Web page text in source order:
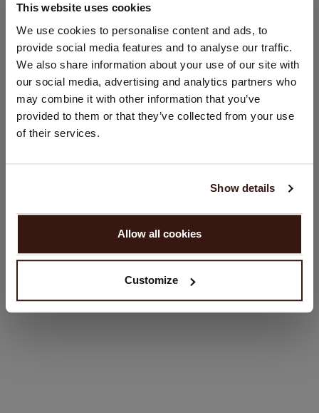
This website uses cookies
We use cookies to personalise content and ads, to
provide social media features and to analyse our traffic.
We also share information about your use of our site with
our social media, advertising and analytics partners who
may combine it with other information that you’ve
provided to them or that they’ve collected from your use
of their services.
Show details
Allow all cookies
Customize
Recht model
Pointelle-details
Zichtbare naden
Handwas, chemisch reinigen mogelijk
100% Organisch Cashmere (GOTS gecertificeerd)
VERZENDEN & RETOURNEREN
LAND WIJZIGEN
U bezoekt Repeat cashmere vanuit Nederland (€). Wilt u uw
land wijzigen?
Verenigde Staten ($)
GA VERDER